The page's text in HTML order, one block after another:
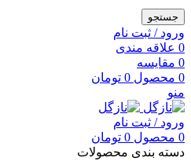
جستجو
ورود / ثبت نام
0 علاقه مندی
0 مقایسه
0 محصول 0 تومان
منو
ورود / ثبت نام
0 محصول 0 تومان
دسته بندی محصولات